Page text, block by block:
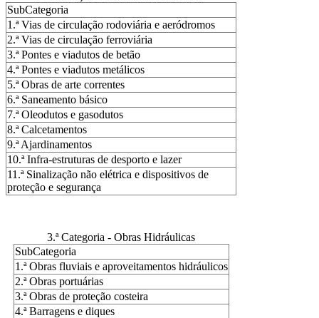
SubCategoria
1.ª Vias de circulação rodoviária e aeródromos
2.ª Vias de circulação ferroviária
3.ª Pontes e viadutos de betão
4.ª Pontes e viadutos metálicos
5.ª Obras de arte correntes
6.ª Saneamento básico
7.ª Oleodutos e gasodutos
8.ª Calcetamentos
9.ª Ajardinamentos
10.ª Infra-estruturas de desporto e lazer
11.ª Sinalização não elétrica e dispositivos de
proteção e segurança
3.ª Categoria - Obras Hidráulicas
SubCategoria
1.ª Obras fluviais e aproveitamentos hidráulicos
2.ª Obras portuárias
3.ª Obras de proteção costeira
4.ª Barragens e diques